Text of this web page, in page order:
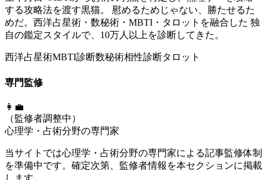
する攻略法を渡す黒猫。 慰めるためじゃない、勝たせるた
めだ。西洋占星術・数秘術・MBTI・タロットを融合した 独
自の鑑定スタイルで、10万人以上を診断してきた。
西洋占星術MBTI診断数秘術相性診断タロット
専門監修
👩‍💼
（監修者調整中）
心理学・占術分野の専門家
当サイトでは心理学・占術分野の専門家による記事監修体制
を準備中です。確定次第、監修者情報を本セクションに掲載
します。